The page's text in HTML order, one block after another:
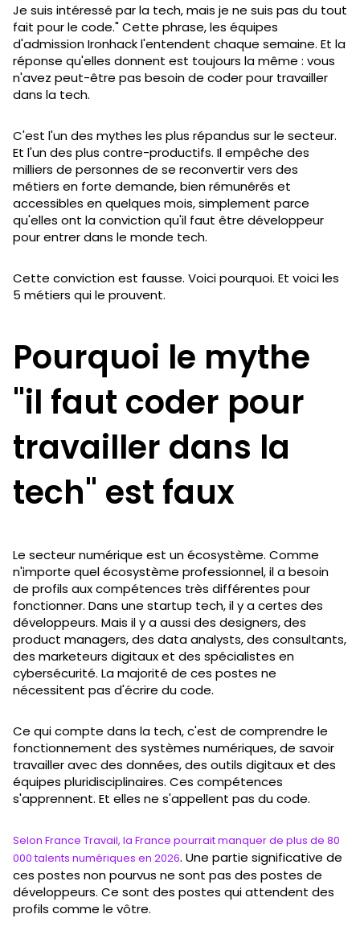
Je suis intéressé par la tech, mais je ne suis pas du tout
fait pour le code." Cette phrase, les équipes
d'admission Ironhack l'entendent chaque semaine. Et la
réponse qu'elles donnent est toujours la même : vous
n'avez peut-être pas besoin de coder pour travailler
dans la tech.
C'est l'un des mythes les plus répandus sur le secteur.
Et l'un des plus contre-productifs. Il empêche des
milliers de personnes de se reconvertir vers des
métiers en forte demande, bien rémunérés et
accessibles en quelques mois, simplement parce
qu'elles ont la conviction qu'il faut être développeur
pour entrer dans le monde tech.
Cette conviction est fausse. Voici pourquoi. Et voici les
5 métiers qui le prouvent.
Pourquoi le mythe
"il faut coder pour
travailler dans la
tech" est faux
Le secteur numérique est un écosystème. Comme
n'importe quel écosystème professionnel, il a besoin
de profils aux compétences très différentes pour
fonctionner. Dans une startup tech, il y a certes des
développeurs. Mais il y a aussi des designers, des
product managers, des data analysts, des consultants,
des marketeurs digitaux et des spécialistes en
cybersécurité. La majorité de ces postes ne
nécessitent pas d'écrire du code.
Ce qui compte dans la tech, c'est de comprendre le
fonctionnement des systèmes numériques, de savoir
travailler avec des données, des outils digitaux et des
équipes pluridisciplinaires. Ces compétences
s'apprennent. Et elles ne s'appellent pas du code.
Selon France Travail, la France pourrait manquer de plus de 80
000 talents numériques en 2026. Une partie significative de
ces postes non pourvus ne sont pas des postes de
développeurs. Ce sont des postes qui attendent des
profils comme le vôtre.